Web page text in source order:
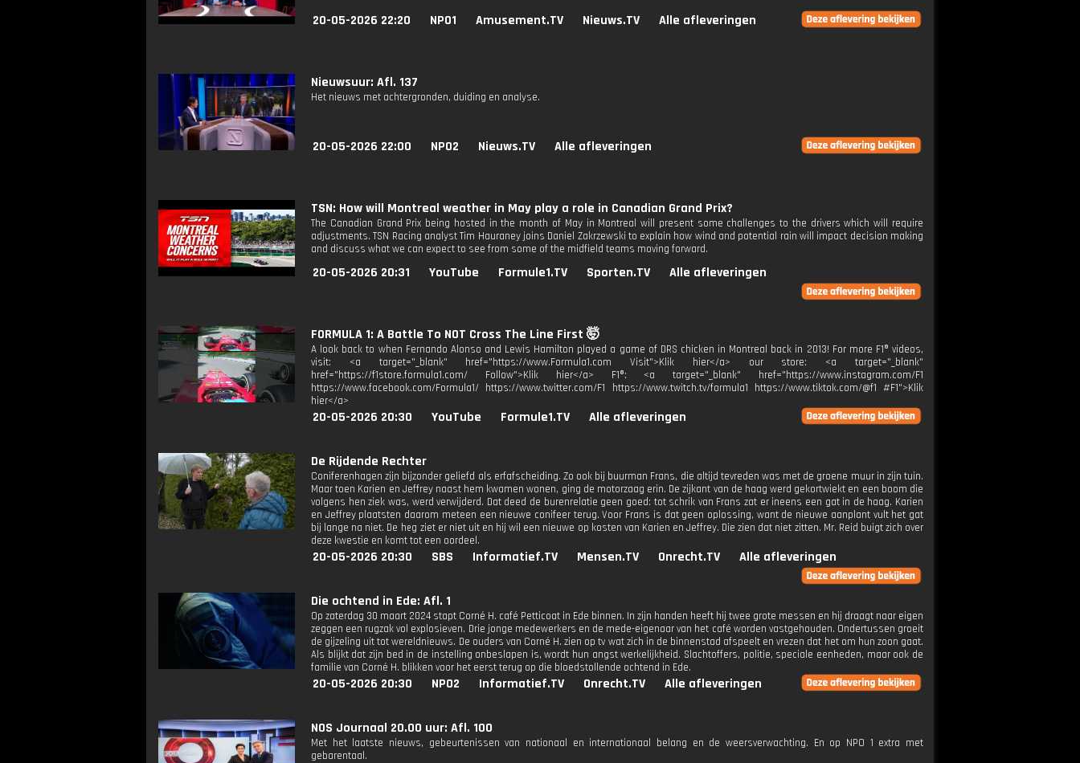
20-05-2026 22:20 NPO1 Amusement.TV Nieuws.TV Alle afleveringen
Nieuwsuur: Afl. 137
Het nieuws met achtergronden, duiding en analyse.
20-05-2026 22:00 NPO2 Nieuws.TV Alle afleveringen
TSN: How will Montreal weather in May play a role in Canadian Grand Prix?
The Canadian Grand Prix being hosted in the month of May in Montreal will present some challenges to the drivers which will require
adjustments. TSN Racing analyst Tim Hauraney joins Daniel Zakrzewski to explain how wind and potential rain will impact decision making
and discuss what we can expect to see from some of the midfield teams moving forward.
20-05-2026 20:31 YouTube Formule1.TV Sporten.TV Alle afleveringen
FORMULA 1: A Battle To NOT Cross The Line First 🤯
A look back to when Fernando Alonso and Lewis Hamilton played a game of DRS chicken in Montreal back in 2013! For more F1® videos,
visit: <a target="_blank" href="https://www.Formula1.com Visit">Klik hier</a> our store: <a target="_blank"
href="https://f1store.formula1.com/ Follow">Klik hier</a> F1®: <a target="_blank" href="https://www.instagram.com/F1
https://www.facebook.com/Formula1/ https://www.twitter.com/F1 https://www.twitch.tv/formula1 https://www.tiktok.com/@f1 #F1">Klik
hier</a>
20-05-2026 20:30 YouTube Formule1.TV Alle afleveringen
De Rijdende Rechter
Coniferenhagen zijn bijzonder geliefd als erfafscheiding. Zo ook bij buurman Frans, die altijd tevreden was met de groene muur in zijn tuin.
Maar toen Karien en Jeffrey naast hem kwamen wonen, ging de motorzaag erin. De zijkant van de haag werd gekortwiekt en een boom die
volgens hen ziek was, werd verwijderd. Dat deed de burenrelatie geen goed: tot schrik van Frans zat er ineens een gat in de haag. Karien
en Jeffrey plaatsten daarom meteen een nieuwe conifeer terug. Voor Frans is dat geen oplossing, want de nieuwe aanplant vult het gat
bij lange na niet. De heg ziet er niet uit en hij wil een nieuwe op kosten van Karien en Jeffrey. Die zien dat niet zitten. Mr. Reid buigt zich over
deze kwestie en komt tot een oordeel.
20-05-2026 20:30 SBS Informatief.TV Mensen.TV Onrecht.TV Alle afleveringen
Die ochtend in Ede: Afl. 1
Op zaterdag 30 maart 2024 stapt Corné H. café Petticoat in Ede binnen. In zijn handen heeft hij twee grote messen en hij draagt naar eigen
zeggen een rugzak vol explosieven. Drie jonge medewerkers en de mede-eigenaar van het café worden vastgehouden. Ondertussen groeit
de gijzeling uit tot wereldnieuws. De ouders van Corné H. zien op tv wat zich in de binnenstad afspeelt en vrezen dat het om hun zoon gaat.
Als blijkt dat zijn bed in de instelling onbeslapen is, wordt hun angst werkelijkheid. Slachtoffers, politie, speciale eenheden, maar ook de
familie van Corné H. blikken voor het eerst terug op die bloedstollende ochtend in Ede.
20-05-2026 20:30 NPO2 Informatief.TV Onrecht.TV Alle afleveringen
NOS Journaal 20.00 uur: Afl. 100
Met het laatste nieuws, gebeurtenissen van nationaal en internationaal belang en de weersverwachting. En op NPO 1 extra met
gebarentaal.